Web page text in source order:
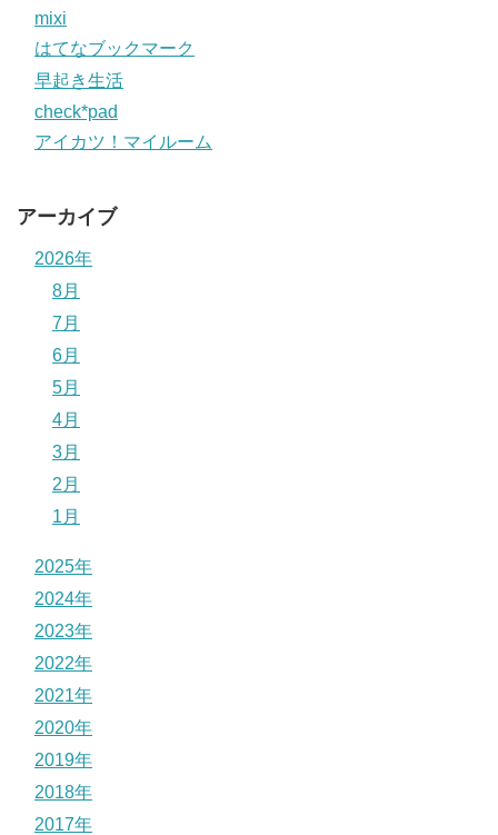
mixi
はてなブックマーク
早起き生活
check*pad
アイカツ！マイルーム
アーカイブ
2026年
8月
7月
6月
5月
4月
3月
2月
1月
2025年
2024年
2023年
2022年
2021年
2020年
2019年
2018年
2017年